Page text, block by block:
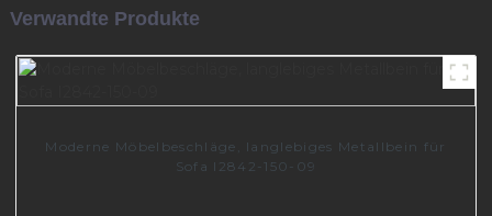
Verwandte Produkte
Moderne Möbelbeschläge, langlebiges Metallbein für
Sofa I2842-150-09